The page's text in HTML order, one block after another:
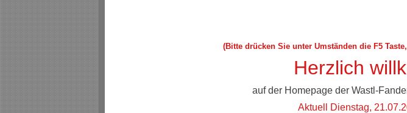
(Bitte drücken Sie unter Umständen die F5
Herzlich
auf der Homepage der Wastl-
Aktuell Dienstag, 21